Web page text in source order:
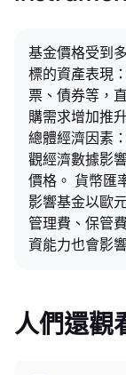
基金價格受到
標的資產表現
票、債券等，
購需求增加推
總體經濟因素
觀經濟數據影
價格。 貨幣匯
影響基金以歐
管理費、保管
資能力也會影
人們還觀